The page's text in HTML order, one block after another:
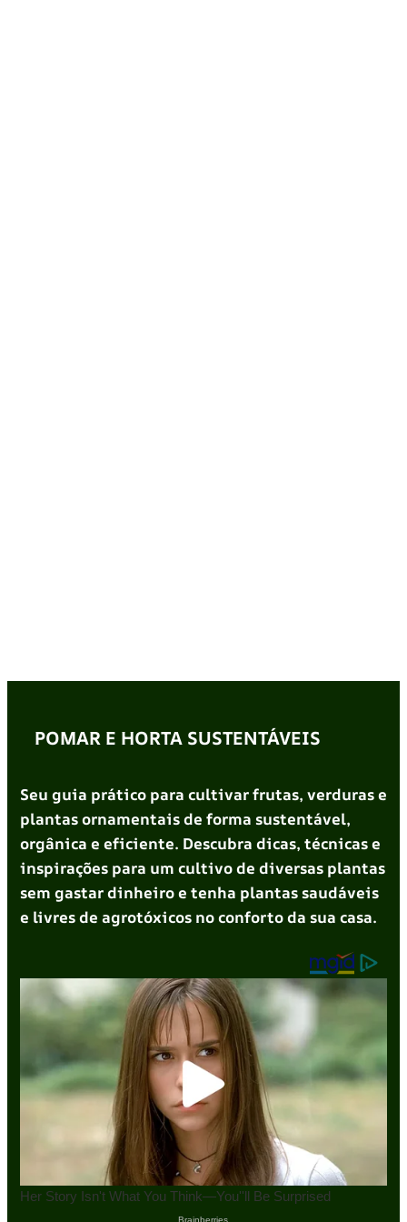
POMAR E HORTA SUSTENTÁVEIS
Seu guia prático para cultivar frutas, verduras e
plantas ornamentais de forma sustentável,
orgânica e eficiente. Descubra dicas, técnicas e
inspirações para um cultivo de diversas plantas
sem gastar dinheiro e tenha plantas saudáveis
e livres de agrotóxicos no conforto da sua casa.